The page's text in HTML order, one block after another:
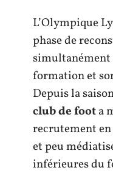
L’Olympique
phase de
simultanément
formation et
Depuis la
club de foota
recrutement
et peu
inférieures du